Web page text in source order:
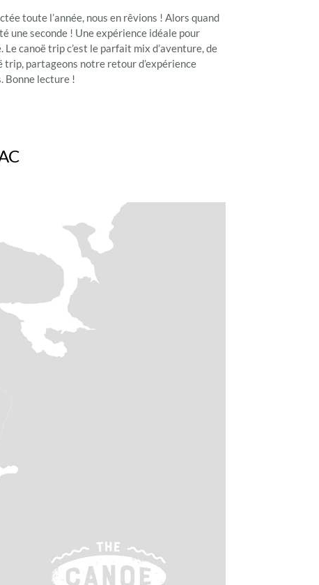
toute l’année, nous en rêvions ! Alors quand
une seconde ! Une expérience idéale pour
canoë trip c’est le parfait mix d’aventure, de
trip, partageons notre retour d’expérience
Bonne lecture !